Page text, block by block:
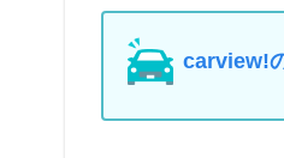
carview!